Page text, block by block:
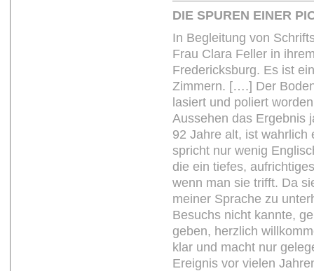
DIE SPUREN EINER
In Begleitung von
Frau Clara Feller in
Fredericksburg. Es ist
Zimmern. [….] Der
lasiert und poliert
Aussehen das Ergebnis
92 Jahre alt, ist wahrlich
spricht nur wenig
die ein tiefes,
wenn man sie trifft. Da
meiner Sprache zu
Besuchs nicht kannte,
geben, herzlich
klar und macht nur
Ereignis vor vielen